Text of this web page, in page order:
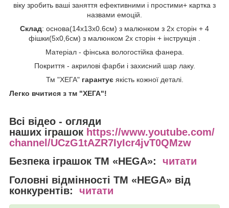
віку зробить ваші заняття ефективними і простими+ картка з
назвами емоцій.
Склад: основа(14х13х0.6см) з малюнком з 2х сторін + 4
фішки(5х0,6см) з малюнком 2х сторін + інструкція .
Матеріал - фінська вологостійка фанера.
Покриття - акрилові фарби і захисний шар лаку.
Тм "ХЕГА" гарантуєякість кожної деталі.
Легко вчитися з тм "ХЕГА"!
Всі відео - огляди
наших іграшок https://www.youtube.com/
channel/UCzG1tAZR7IyIcr4jvT0QMzw
Безпека іграшок ТМ «HEGA»: читати
Головні відмінності ТМ «HEGA» від
конкурентів:
читати